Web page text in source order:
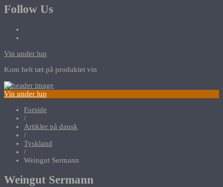
Follow Us
Vin under lup
Kom helt tæt på produktet vin
Vin under lup
Forside
/
Artikler på dansk
/
Tyskland
/
Weingut Sermann
Weingut Sermann